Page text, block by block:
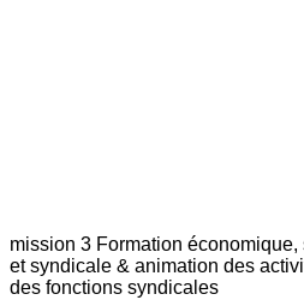
mission 3 Formation
et syndicale & animation des
des fonctions syndicales